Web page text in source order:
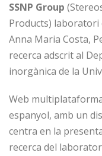
SSNP Group
Products) laboratori
Anna Maria Costa,
recerca adscrit al
inorgànica de la
Web
espanyol, amb un
centra en la
recerca del